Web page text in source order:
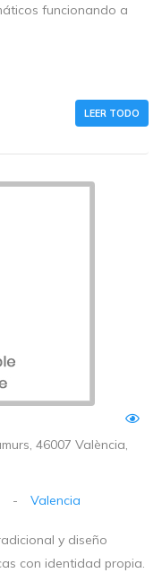
funcionando a
LEER TODO
46007 València,
- Valencia
y diseño
con identidad propia.